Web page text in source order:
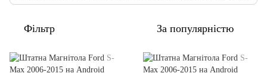
Фільтр За популярністю